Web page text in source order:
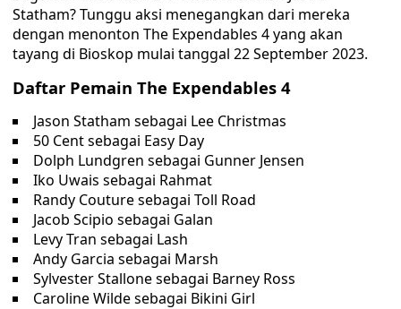
Statham? Tunggu aksi menegangkan dari mereka
dengan menonton The Expendables 4 yang akan
tayang di Bioskop mulai tanggal 22 September 2023.
Daftar Pemain The Expendables 4
Jason Statham sebagai Lee Christmas
50 Cent sebagai Easy Day
Dolph Lundgren sebagai Gunner Jensen
Iko Uwais sebagai Rahmat
Randy Couture sebagai Toll Road
Jacob Scipio sebagai Galan
Levy Tran sebagai Lash
Andy Garcia sebagai Marsh
Sylvester Stallone sebagai Barney Ross
Caroline Wilde sebagai Bikini Girl